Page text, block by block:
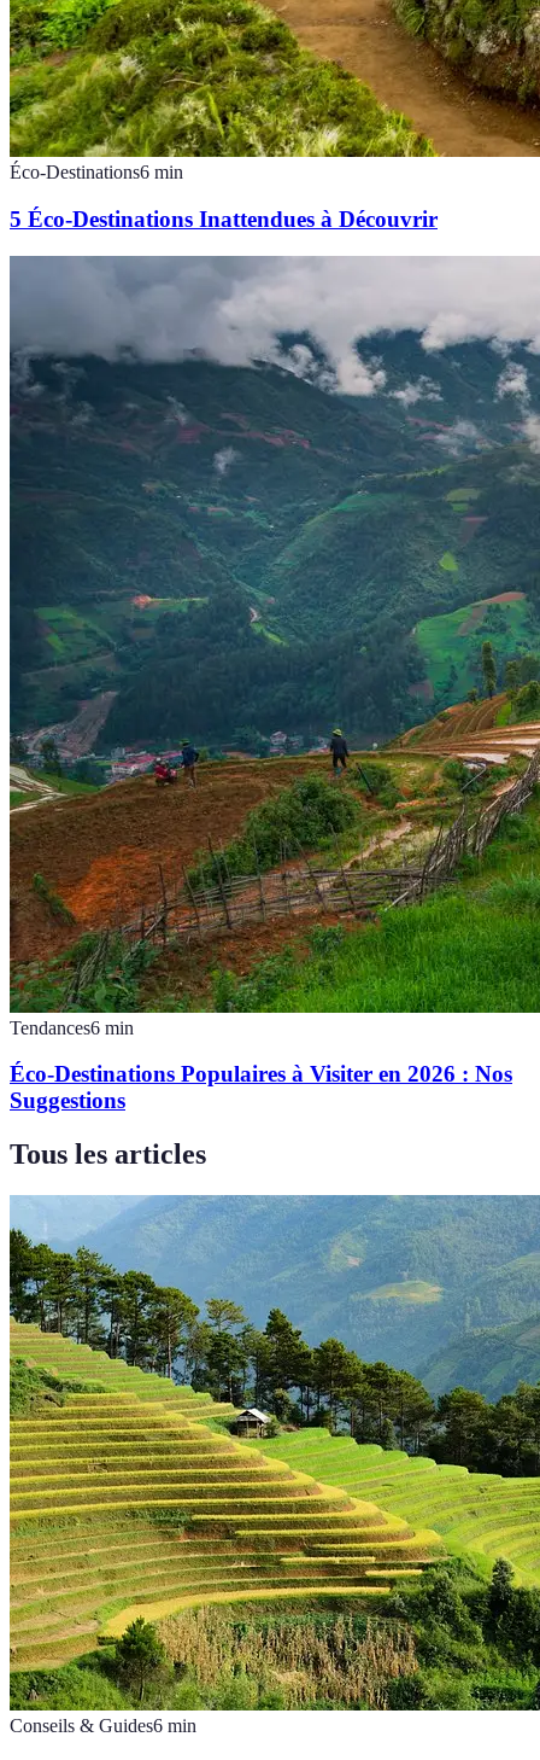
Éco-Destinations6 min
5 Éco-Destinations Inattendues à Découvrir
Tendances6 min
Éco-Destinations Populaires à Visiter en 2026 : Nos
Suggestions
Tous les articles
Conseils & Guides6 min